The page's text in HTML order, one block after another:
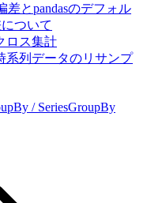
差とpandasのデフォル
ついて
ロス集計
系列データのリサンプ
/ SeriesGroupBy